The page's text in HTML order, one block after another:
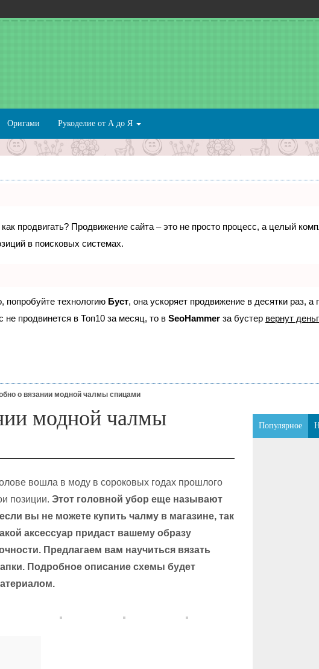
Оригами Рукоделие от А до Я
продвигать? Продвижение сайта – это не просто процесс, а целый
в поисковых системах.
попробуйте технологию Буст, она ускоряет продвижение в десятки раз, а
продвинется в Топ10 за месяц, то в SeoHammer за бустер вернут
о вязании модной чалмы спицами
модной чалмы
вошла в моду в сороковых годах прошлого
позиции. Этот головной убор еще называют
вы не можете купить чалму в магазине, так
аксессуар придаст вашему образу
Предлагаем вам научиться вязать
Подробное описание схемы будет
Популярное